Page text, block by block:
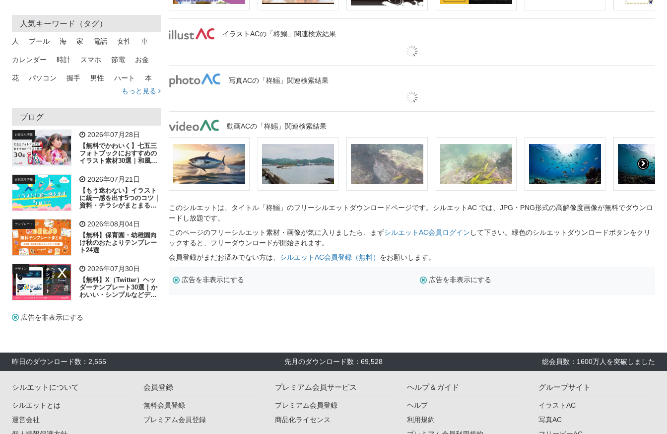
人気キーワード（タグ）
人 プール 海 家 電話 女性 車
カレンダー 時計 スマホ 節電 お金
花 パソコン 握手 男性 ハート 本
トラック 木
吹き出し
飛行機 グラフ ビル 魚 家族 書類
歩く 工場 会社 太陽 キラキラ
子供 作業員 相談 ピクトグラム
もっと見る
ブログ
お役立ち情報 2026年07月28日
【無料でかわいく】七五三
フォトブックにおすすめの
イラスト素材30選｜和風の
お役立ち情報 2026年07月21日
【もう迷わない】イラスト
に統一感を出す5つのコツ｜
資料・チラシがまとまるフ
テンプレート 2026年08月04日
【無料】保育園・幼稚園向
け秋のおたよりテンプレー
ト24選
デザイン 2026年07月30日
【無料】X（Twitter）ヘッ
ダーテンプレート30選｜か
わいい・シンプルなどデザ
広告を非表示にする
イラストACの「柊鰯」関連検索結果
写真ACの「柊鰯」関連検索結果
動画ACの「柊鰯」関連検索結果
このシルエットは、タイトル「柊鰯」のフリーシルエットダウンロードページです。シルエットAC では、JPG・PNG形式の高解像度画像が無料でダウンロ
ードし放題です。
このページのフリーシルエット素材・画像が気に入りましたら、まずシルエットAC会員ログイン して下さい。緑色のシルエットダウンロードボタンをクリ
ックすると、フリーダウンロードが開始されます。
会員登録がまだお済みでない方は、 シルエットAC会員登録（無料） をお願いします。
広告を非表示にする 広告を非表示にする
昨日のダウンロード数：2,555 先月のダウンロード数：69,528 総会員数：1600万人を突破しました
シルエットについて
シルエットとは
運営会社
会員登録
無料会員登録
プレミアム会員登録
プレミアム会員サービス
プレミアム会員登録
商品化ライセンス
ヘルプ＆ガイド
ヘルプ
利用規約
グループサイト
イラストAC
写真AC